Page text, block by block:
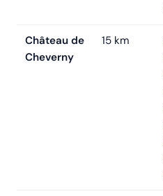
Château de
Cheverny
15 km